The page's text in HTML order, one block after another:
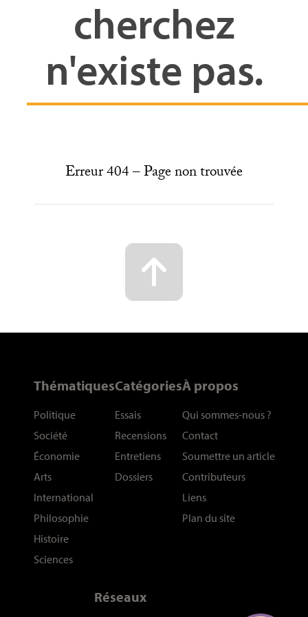
cherchez
n'existe pas.
Erreur 404 – Page non trouvée
Thématiques
Politique
Société
Économie
Arts
International
Philosophie
Histoire
Sciences
Catégories
Essais
Recensions
Entretiens
Dossiers
À propos
Qui sommes-nous ?
Contact
Soumettre un article
Contributeurs
Liens
Plan du site
Réseaux